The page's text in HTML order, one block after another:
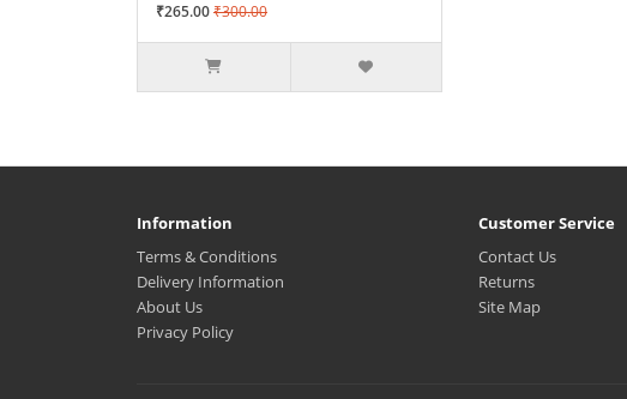
₹265.00₹300.00
Information
Terms & Conditions
Delivery Information
About Us
Privacy Policy
Customer Service
Contact Us
Returns
Site Map